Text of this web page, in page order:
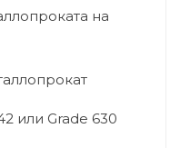
на
или Grade 630